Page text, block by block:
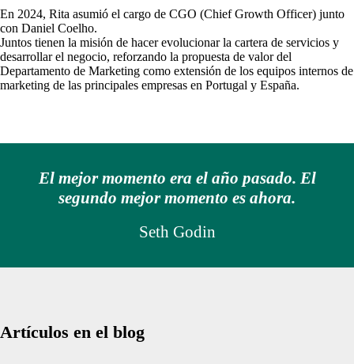
En 2024, Rita asumió el cargo de CGO (Chief Growth Officer) junto
con Daniel Coelho.
Juntos tienen la misión de hacer evolucionar la cartera de servicios y
desarrollar el negocio, reforzando la propuesta de valor del
Departamento de Marketing como extensión de los equipos internos de
marketing de las principales empresas en Portugal y España.
El mejor momento era el año pasado. El
segundo mejor momento es ahora.
Seth Godin
Artículos en el blog